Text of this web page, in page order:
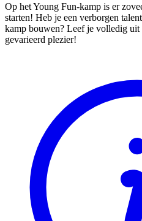
Op het Young Fun-kamp is er
starten! Heb je een verborgen
kamp bouwen? Leef je volledig
gevarieerd plezier!